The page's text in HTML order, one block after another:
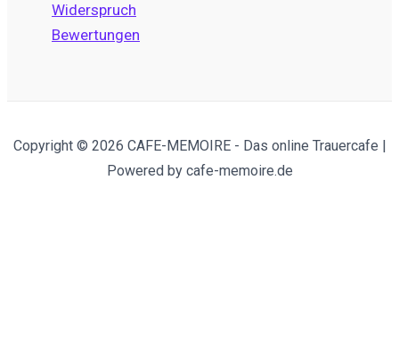
Widerspruch
Bewertungen
Copyright © 2026 CAFE-MEMOIRE - Das online Trauercafe |
Powered by cafe-memoire.de